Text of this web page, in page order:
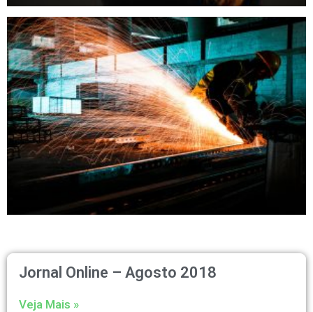
Jornal Online – Agosto 2018
Veja Mais »